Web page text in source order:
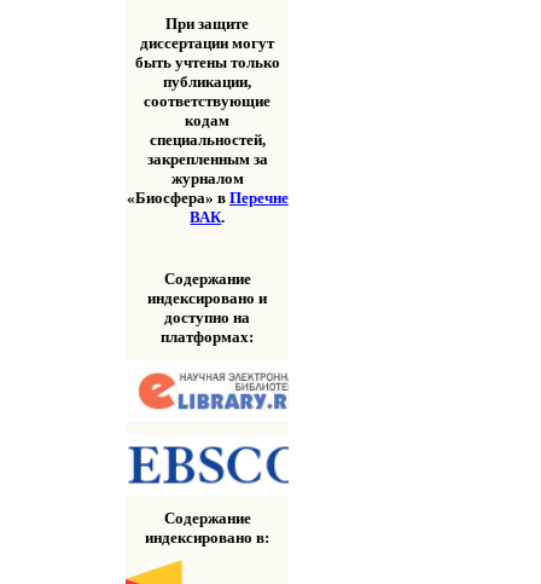
При защите
диссертации могут
быть учтены только
публикации,
соответствующие
кодам
специальностей,
закрепленным за
журналом
«Биосфера» в Перечне
ВАК.
Содержание
индексировано и
доступно на
платформах:
Содержание
индексировано в: